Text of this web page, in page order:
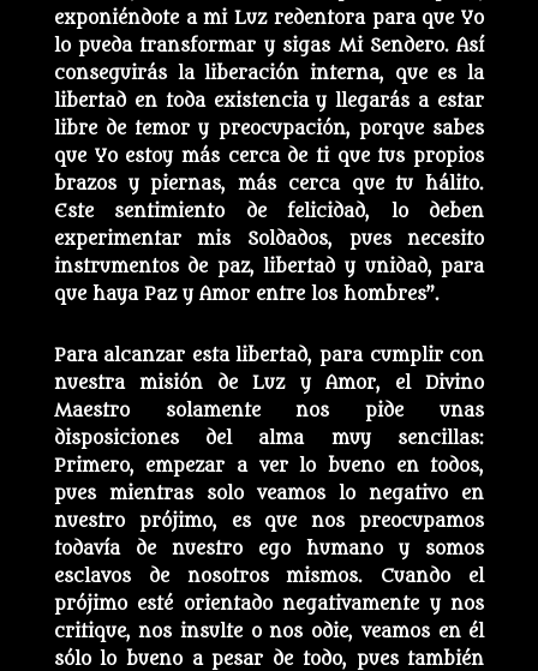
exponiéndote a mi Luz redentora para que Yo
lo pueda transformar y sigas Mi Sendero. Así
conseguirás la liberación interna, que es la
libertad en toda existencia y llegarás a estar
libre de temor y preocupación, porque sabes
que Yo estoy más cerca de ti que tus propios
brazos y piernas, más cerca que tu hálito.
Este sentimiento de felicidad, lo deben
experimentar mis Soldados, pues necesito
instrumentos de paz, libertad y unidad, para
que haya Paz y Amor entre los hombres”.
Para alcanzar esta libertad, para cumplir con
nuestra misión de Luz y Amor, el Divino
Maestro solamente nos pide unas
disposiciones del alma muy sencillas:
Primero, empezar a ver lo bueno en todos,
pues mientras solo veamos lo negativo en
nuestro prójimo, es que nos preocupamos
todavía de nuestro ego humano y somos
esclavos de nosotros mismos. Cuando el
prójimo esté orientado negativamente y nos
critique, nos insulte o nos odie, veamos en él
sólo lo bueno a pesar de todo, pues también